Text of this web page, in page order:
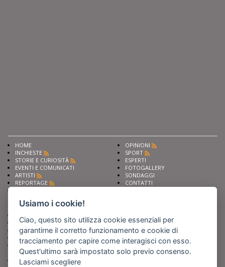
HOME
INCHIESTE
STORIE E CURIOSITÀ
EVENTI E COMUNICATI
ARTISTI
REPORTAGE
OPINIONI
SPORT
ESPERTI
FOTOGALLERY
SONDAGGI
CONTATTI
Chiedi ai nostri esperti
Scrivi alla redazione
Fai pubblicità con noi
Sostieni Barinedita
Iscriviti al nostro corso di
giornalismo
Compra i nostri libri
Seguici su
Usiamo i cookie!
Ciao, questo sito utilizza cookie essenziali per
garantirne il corretto funzionamento e cookie di
tracciamento per capire come interagisci con esso.
Quest'ultimo sarà impostato solo previo consenso.
Lasciami scegliere